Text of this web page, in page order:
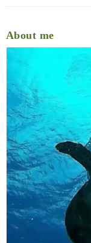
NPO講座～『
NPO講座～
NPO講座～『
NPO講座～『
NPO講座～『
NPO講座～『
NPO講座～『
NPO講座～『
⭐相続税講座
⭐相続税講座
⭐相続税講座4
⭐相続税講座
⭐相続税講座
⭐相続税講座
⭐相続税講座
消費税
誤りやすい事例
消費税・税率
従業員の入退社
法人税
誤りやすい
時価って？
役員退職金
特定役員
源泉所得税
誤りやすい
個人の税金と確定
退職所得
土地・建物に関
相続・贈与
「広大地」って
「小規模宅地の
遺産分割で気
不動産の譲渡 税
税率（不動産の
不動産の譲渡
株にまつわるおは
株式評価～配当
事業承継
About me